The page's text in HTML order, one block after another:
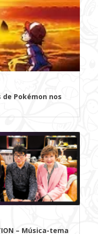
de Pokémon nos
– Música-tema